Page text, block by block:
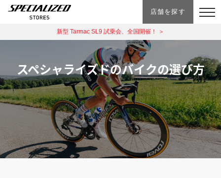
店舗を探す
新型 Tarmac SL9 試乗会、全国開催！ ＞
スペシャライズドのバイクの選び方